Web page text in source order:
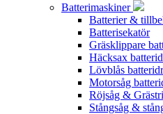
Batterimaskiner
Batterier &
Batterisekatör
Gräsklippare
Häcksax
Lövblås
Motorsåg
Röjsåg &
Stångsåg &